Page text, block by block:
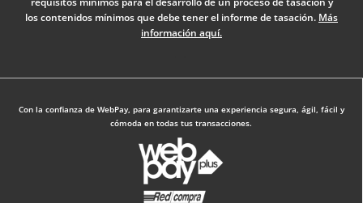
k n a
los contenidos mínimos que debe tener el informe de tasación. Más
información aquí.
Con la confianza de WebPay, para garantizarte una experiencia segura, ágil, fácil y
cómoda en todas tus transacciones.